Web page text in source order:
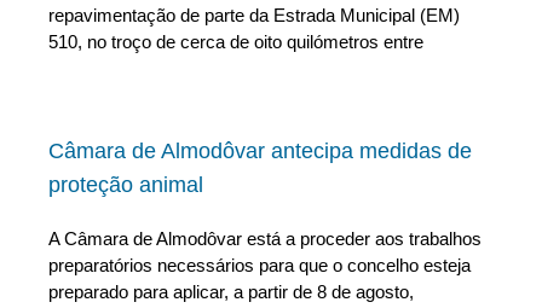
repavimentação de parte da Estrada Municipal (EM)
510, no troço de cerca de oito quilómetros entre
Câmara de Almodôvar antecipa medidas de
proteção animal
A Câmara de Almodôvar está a proceder aos trabalhos
preparatórios necessários para que o concelho esteja
preparado para aplicar, a partir de 8 de agosto,